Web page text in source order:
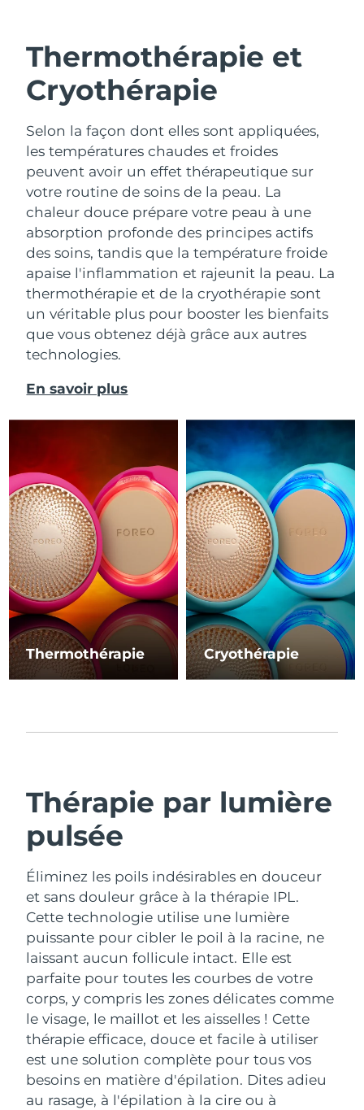
Thermothérapie et
Cryothérapie
Selon la façon dont elles sont appliquées,
les températures chaudes et froides
peuvent avoir un effet thérapeutique sur
votre routine de soins de la peau. La
chaleur douce prépare votre peau à une
absorption profonde des principes actifs
des soins, tandis que la température froide
apaise l'inflammation et rajeunit la peau. La
thermothérapie et de la cryothérapie sont
un véritable plus pour booster les bienfaits
que vous obtenez déjà grâce aux autres
technologies.
En savoir plus
Thermothérapie Cryothérapie
Thérapie par lumière
pulsée
Éliminez les poils indésirables en douceur
et sans douleur grâce à la thérapie IPL.
Cette technologie utilise une lumière
puissante pour cibler le poil à la racine, ne
laissant aucun follicule intact. Elle est
parfaite pour toutes les courbes de votre
corps, y compris les zones délicates comme
le visage, le maillot et les aisselles ! Cette
thérapie efficace, douce et facile à utiliser
est une solution complète pour tous vos
besoins en matière d'épilation. Dites adieu
au rasage, à l'épilation à la cire ou à
Viêt Nam Livraison estimée4/2/2026